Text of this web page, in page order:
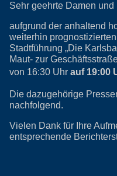
Sehr geehrte Damen und
aufgrund der anhaltend
weiterhin
Stadtführung „Die
Maut- zur
von 16:30 Uhr auf 19:00
Die dazugehörige
nachfolgend.
Vielen Dank für Ihre
entsprechende